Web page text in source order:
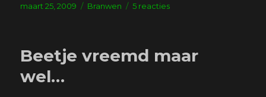
Geplaatst
maart 25, 2009 Tags
Branwen 5 reactiesop
Beetje vreemd maar
wel…